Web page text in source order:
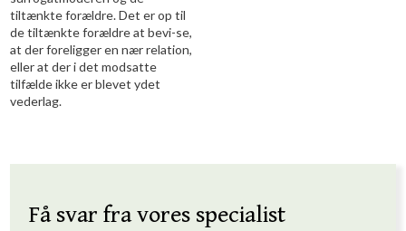
tiltænkte forældre. Det er op til
de tiltænkte forældre at bevi-se,
at der foreligger en nær relation,
eller at der i det modsatte
tilfælde ikke er blevet ydet
vederlag.
Få svar fra vores specialist